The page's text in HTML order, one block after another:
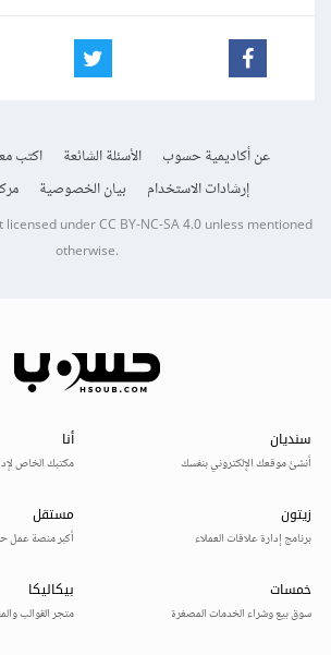
عن أكاديمية حسوب الأسئلة الشائعة اكتب
إرشادات الاستخدام
بيان الخصوصية
licensed underCC BY-NC-SA 4.0unless mentioned
otherwise.